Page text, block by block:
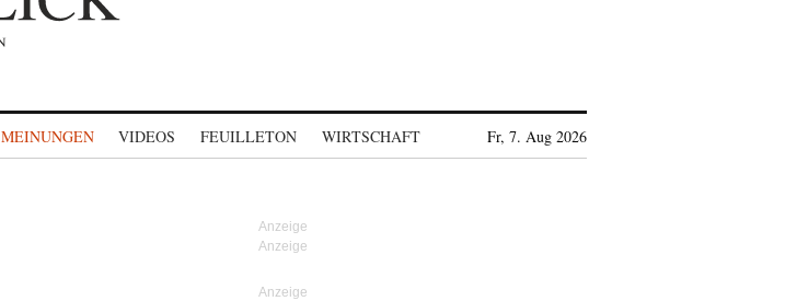
MEINUNGEN VIDEOS FEUILLETON WIRTSCHAFT Fr, 7. Aug 2026
Anzeige